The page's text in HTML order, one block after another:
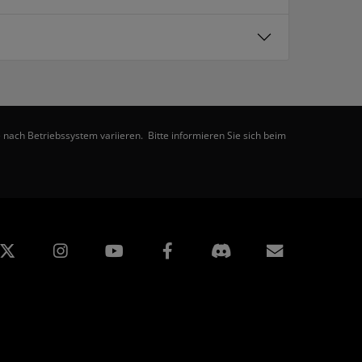
Betriebssystem variieren. Bitte informieren Sie sich beim
Instagram Facebook